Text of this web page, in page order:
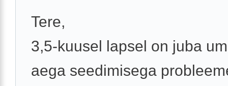
Tere,
3,5-kuusel lapsel on juba
aega seedimisega